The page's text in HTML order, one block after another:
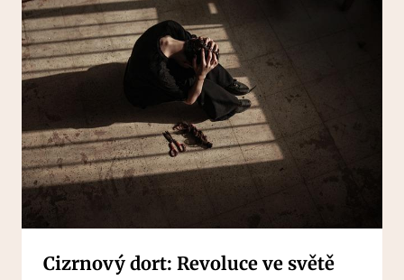
Cizrnový dort: Revoluce ve světě